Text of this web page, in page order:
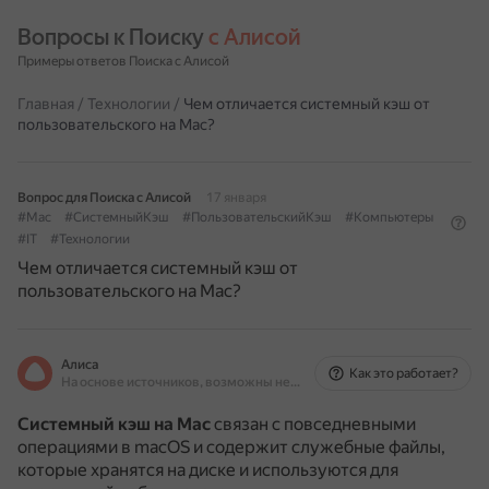
Вопросы к Поиску с Алисой
Примеры ответов Поиска с Алисой
Главная / Технологии / Чем отличается системный кэш от
пользовательского на Mac?
Вопрос для Поиска с Алисой
17 января
#Mac
#СистемныйКэш #ПользовательскийКэш
#Компьютеры
#IT
#Технологии
Чем отличается системный кэш от
пользовательского на Mac?
Алиса
На основе источников, возможны неточности
Как это работает?
Системный кэш на Macсвязан с повседневными
операциями в macOS и содержит служебные файлы,
которые хранятся на диске и используются для